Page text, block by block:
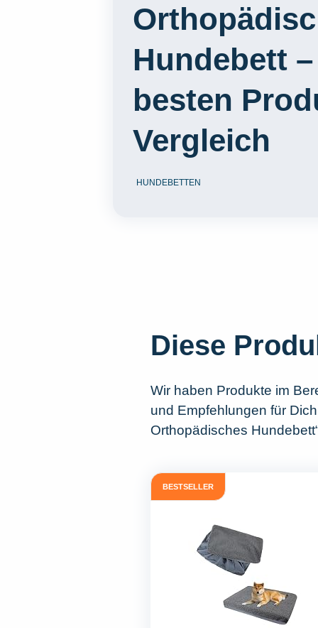
Hundebett
besten
Vergleich
HUNDEBETTEN
Diese
Wir haben Produkte im
und Empfehlungen für
Orthopädisches
BESTSELLER